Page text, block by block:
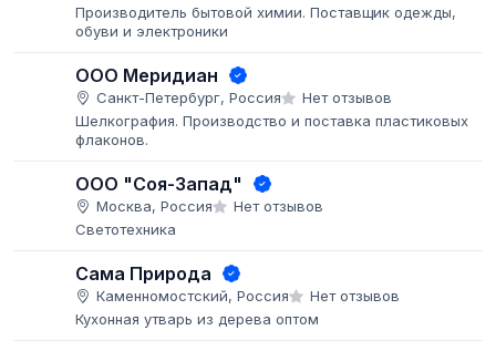
Производитель бытовой химии. Поставщик одежды,
обуви и электроники
ООО Меридиан
Санкт-Петербург, Россия
Нет отзывов
Шелкография. Производство и поставка пластиковых
флаконов.
ООО "Соя-Запад"
Москва, Россия
Нет отзывов
Светотехника
Сама Природа
Каменномостский, Россия
Нет отзывов
Кухонная утварь из дерева оптом